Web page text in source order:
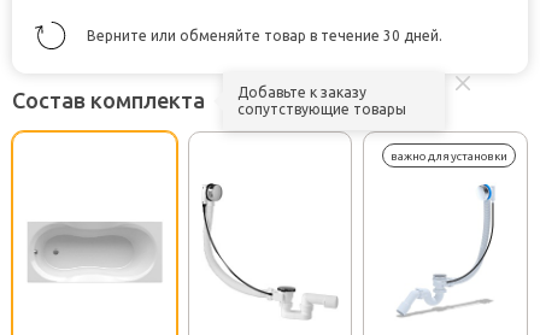
Верните или обменяйте товар в течение 30 дней.
Состав комплекта
Добавьте к заказу
сопутствующие товары